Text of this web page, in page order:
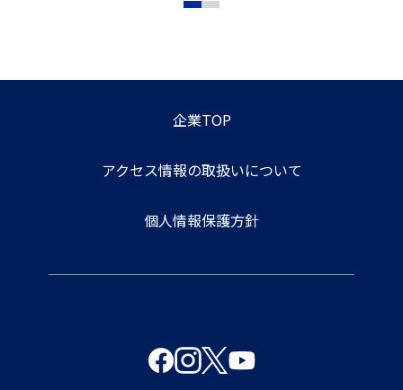
企業TOP
アクセス情報の取扱いについて
個人情報保護方針